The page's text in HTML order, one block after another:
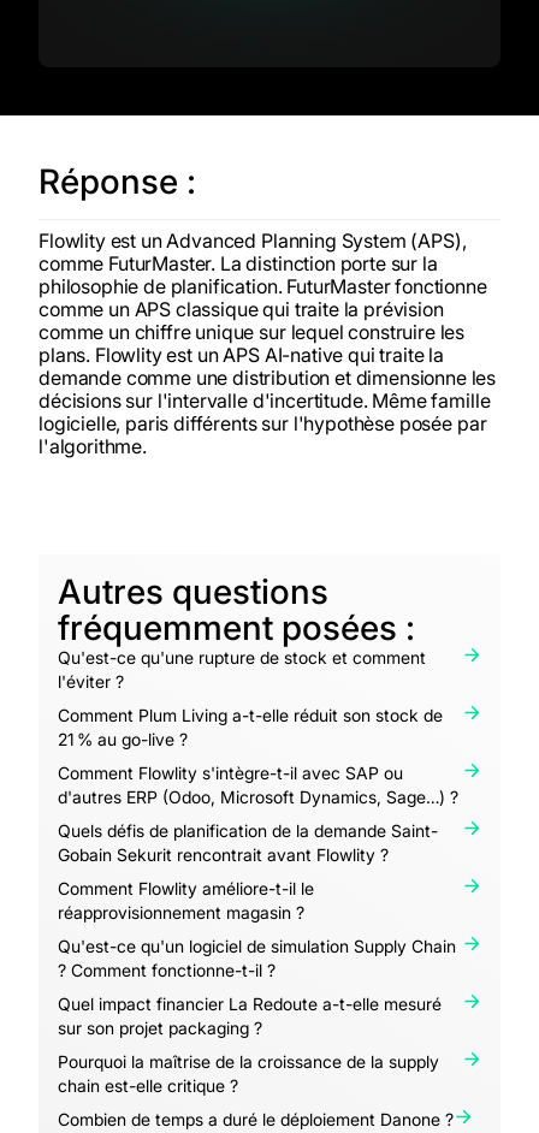
Réponse :
Flowlity est un Advanced Planning System (APS),
comme FuturMaster. La distinction porte sur la
philosophie de planification. FuturMaster fonctionne
comme un APS classique qui traite la prévision
comme un chiffre unique sur lequel construire les
plans. Flowlity est un APS AI-native qui traite la
demande comme une distribution et dimensionne les
décisions sur l'intervalle d'incertitude. Même famille
logicielle, paris différents sur l'hypothèse posée par
l'algorithme.
Autres questions
fréquemment posées :
Qu'est-ce qu'une rupture de stock et comment
l'éviter ?
Comment Plum Living a-t-elle réduit son stock de
21 % au go-live ?
Comment Flowlity s'intègre-t-il avec SAP ou
d'autres ERP (Odoo, Microsoft Dynamics, Sage…) ?
Quels défis de planification de la demande Saint-
Gobain Sekurit rencontrait avant Flowlity ?
Comment Flowlity améliore-t-il le
réapprovisionnement magasin ?
Qu'est-ce qu'un logiciel de simulation Supply Chain
? Comment fonctionne-t-il ?
Quel impact financier La Redoute a-t-elle mesuré
sur son projet packaging ?
Pourquoi la maîtrise de la croissance de la supply
chain est-elle critique ?
Combien de temps a duré le déploiement Danone ?